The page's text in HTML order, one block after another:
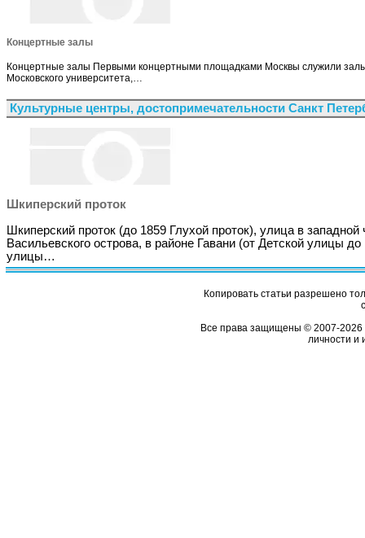
Концертные залы
Концертные залы Первыми концертными площадками Москвы служили
Московского университета,…
Культурные центры, достопримечательности Санкт
Шкиперский проток
Шкиперский проток (до 1859 Глухой проток), улица в западной
Васильевского острова, в районе Гавани (от Детской улицы до
улицы…
Копировать статьи разрешено
Все права защищены © 2007-2026
личности и